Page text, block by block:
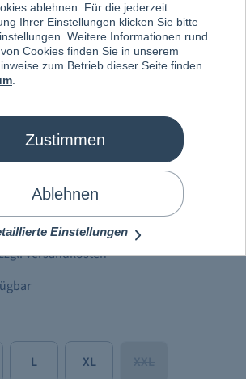
®Herren Poloshirt
Versandkosten
L XL XXL
ablehnen. Für die jederzeit
Ihrer Einstellungen klicken Sie bitte
Weitere Informationen rund
Cookies finden Sie in unserem
zum Betrieb dieser Seite finden
Zustimmen
Ablehnen
Einstellungen